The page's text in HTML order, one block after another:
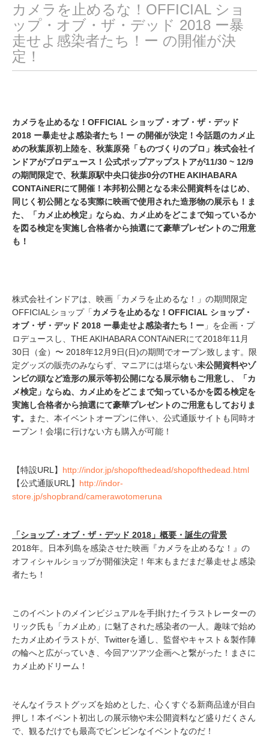
カメラを止めるな！OFFICIAL ショ
ップ・オブ・ザ・デッド 2018 ー暴
走せよ感染者たち！ー の開催が決
定！
カメラを止めるな！OFFICIAL ショップ・オブ・ザ・デッド
2018 ー暴走せよ感染者たち！ー の開催が決定！今話題のカメ止
めの秋葉原初上陸を、秋葉原発「ものづくりのプロ」株式会社イ
ンドアがプロデュース！公式ポップアップストアが11/30 ~ 12/9
の期間限定で、秋葉原駅中央口徒歩0分のTHE AKIHABARA
CONTAiNERにて開催！本邦初公開となる未公開資料をはじめ、
同じく初公開となる実際に映画で使用された造形物の展示も！ま
た、「カメ止め検定」ならぬ、カメ止めをどこまで知っているか
を図る検定を実施し合格者から抽選にて豪華プレゼントのご用意
も！
株式会社インドアは、映画「カメラを止めるな！」の期間限定
OFFICIALショップ「カメラを止めるな！OFFICIAL ショップ・
オブ・ザ・デッド 2018 ー暴走せよ感染者たち！ー 」を企画・プ
ロデュースし、THE AKIHABARA CONTAiNERにて2018年11月
30日（金）〜 2018年12月9日(日)の期間でオープン致します。限
定グッズの販売のみならず、マニアには堪らない未公開資料やゾ
ンビの頭など造形の展示等初公開になる展示物もご用意し、「カ
メ検定 」 ならぬ、カメ止めをどこまで知っているかを図る検定を
実施し合格者から抽選にて豪華プレゼントのご用意もしておりま
す。
また、本イベントオープンに伴い、公式通販サイトも同時オ
ープン！会場に行けない方も購入が可能！
【特設URL】 http://indor.jp/shopofthedead/shopofthedead.html
【公式通販URL】​ http://indor-
store.jp/shopbrand/camerawotomeruna
「ショップ・オブ・ザ・デッド 2018」概要・誕生の背景
2018年。日本列島を感染させた映画『カメラを止めるな！』の
オフィシャルショップが開催決定！年末もまだまだ暴走せよ感染
者たち！
このイベントのメインビジュアルを手掛けたイラストレーターの
リック氏も「カメ止め」に魅了された感染者の一人。趣味で始め
たカメ止めイラストが、Twitterを通し、監督やキャスト＆製作陣
の輪へと広がっていき、今回アツアツ企画へと繋がった！まさに
カメ止めドリーム！
そんなイラストグッズを始めとした、心くすぐる新商品達が目白
押し！本イベント初出しの展示物や未公開資料など盛りだくさん
で、観るだけでも最高でビンビンなイベントなのだ！